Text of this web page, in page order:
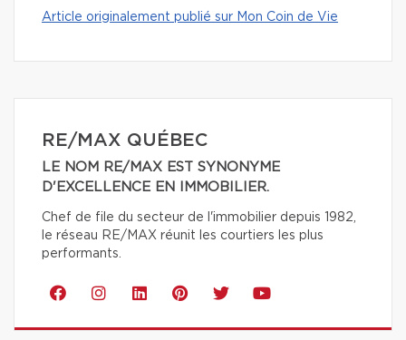
Article originalement publié sur Mon Coin de Vie
RE/MAX QUÉBEC
LE NOM RE/MAX EST SYNONYME
D'EXCELLENCE EN IMMOBILIER.
Chef de file du secteur de l'immobilier depuis 1982,
le réseau RE/MAX réunit les courtiers les plus
performants.